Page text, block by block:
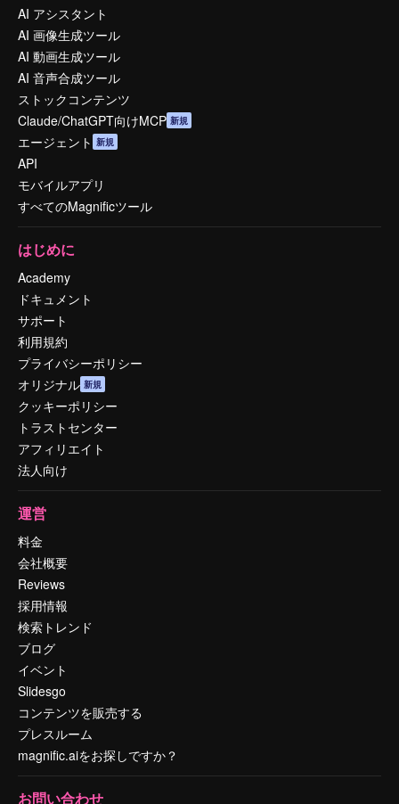
AI アシスタント
AI 画像生成ツール
AI 動画生成ツール
AI 音声合成ツール
ストックコンテンツ
Claude/ChatGPT向けMCP 新規
エージェント 新規
API
モバイルアプリ
すべてのMagnificツール
はじめに
Academy
ドキュメント
サポート
利用規約
プライバシーポリシー
オリジナル 新規
クッキーポリシー
トラストセンター
アフィリエイト
法人向け
運営
料金
会社概要
Reviews
採用情報
検索トレンド
ブログ
イベント
Slidesgo
コンテンツを販売する
プレスルーム
magnific.aiをお探しですか？
お問い合わせ